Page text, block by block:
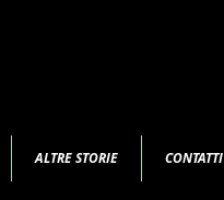
ALTRE STORIE CONTATTI